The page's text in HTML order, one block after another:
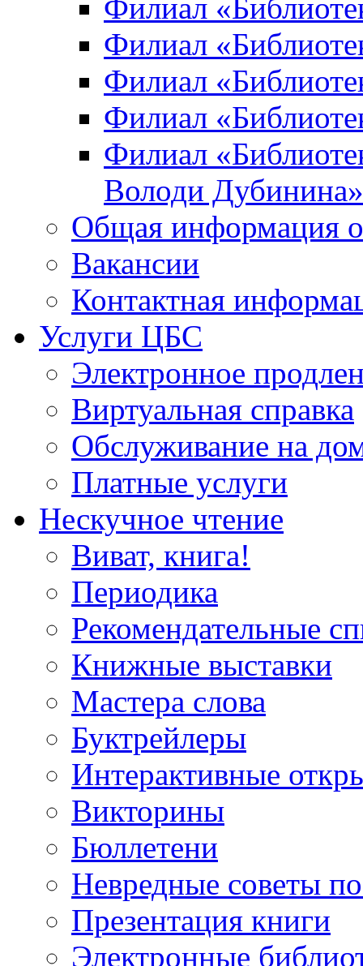
Филиал
Филиал
Филиал
Филиал
Филиал
Володи Дубинина»
Общая информация
Вакансии
Контактная
Услуги ЦБС
Электронное
Виртуальная справка
Обслуживание на
Платные услуги
Нескучное чтение
Виват, книга!
Периодика
Рекомендательные
Книжные выставки
Мастера слова
Буктрейлеры
Интерактивные
Викторины
Бюллетени
Невредные советы
Презентация книги
Электронные